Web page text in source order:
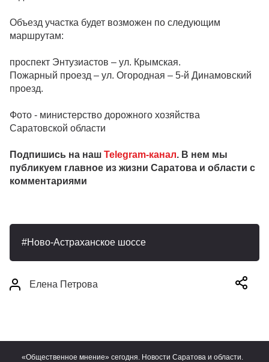
Объезд участка будет возможен по следующим
маршрутам:
проспект Энтузиастов – ул. Крымская.
Пожарный проезд – ул. Огородная – 5-й Динамовский
проезд.
Фото - министерство дорожного хозяйства
Саратовской области
Подпишись на наш Telegram-канал. В нем мы
публикуем главное из жизни Саратова и области с
комментариями
Ново-Астраханское шоссе
Елена Петрова
«Общественное мнение» сегодня. Новости Саратова и области.